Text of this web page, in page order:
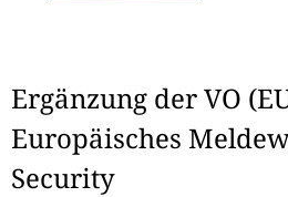
Ergänzung der VO
Europäisches
Security